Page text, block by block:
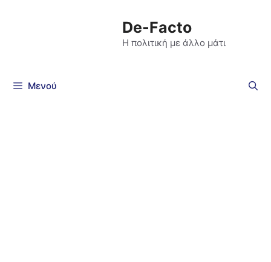
De-Facto
Η πολιτική με άλλο μάτι
Μενού